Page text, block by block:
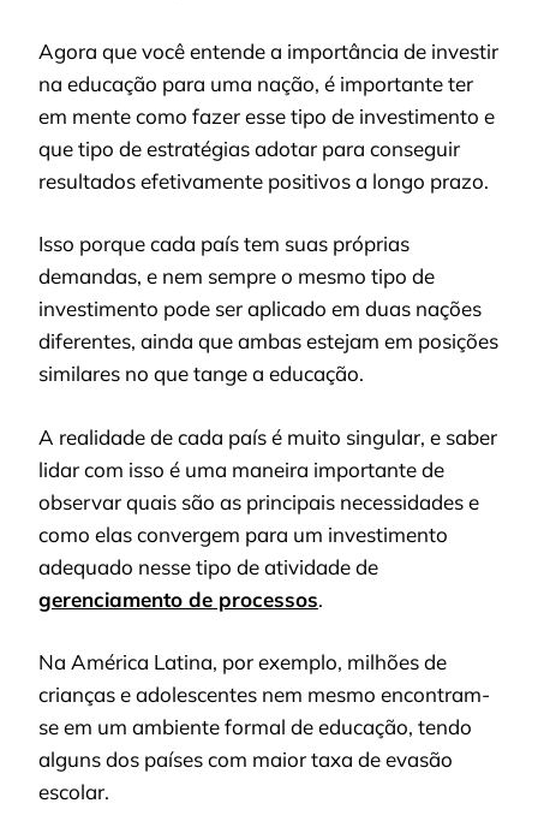
Agora que você entende a importância de investir
na educação para uma nação, é importante ter
em mente como fazer esse tipo de investimento e
que tipo de estratégias adotar para conseguir
resultados efetivamente positivos a longo prazo.
Isso porque cada país tem suas próprias
demandas, e nem sempre o mesmo tipo de
investimento pode ser aplicado em duas nações
diferentes, ainda que ambas estejam em posições
similares no que tange a educação.
A realidade de cada país é muito singular, e saber
lidar com isso é uma maneira importante de
observar quais são as principais necessidades e
como elas convergem para um investimento
adequado nesse tipo de atividade de
gerenciamento de processos.
Na América Latina, por exemplo, milhões de
crianças e adolescentes nem mesmo encontram-
se em um ambiente formal de educação, tendo
alguns dos países com maior taxa de evasão
escolar.